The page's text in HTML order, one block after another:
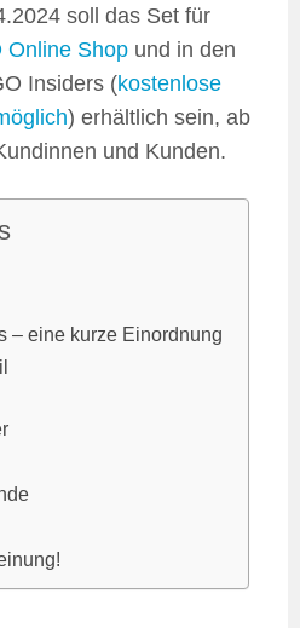
soll das Set für
Online Shop und in den
Insiders (kostenlose
) erhältlich sein, ab
und Kunden.
– eine kurze Einordnung